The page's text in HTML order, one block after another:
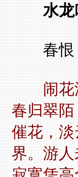
水龙
春恨
闹
春归翠
催花，
界。游